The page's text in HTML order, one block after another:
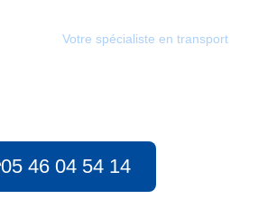
Votre spécialiste en transport
05 46 04 54 14